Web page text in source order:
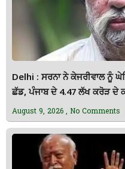
Delhi : ਸਰਨਾ ਨੇ ਕੇਜਰੀਵਾਲ ਨੂੰ
ਛੱਡ, ਪੰਜਾਬ ਦੇ 4.47 ਲੱਖ ਕਰੋੜ ਦੇ
August 9, 2026 No Comments